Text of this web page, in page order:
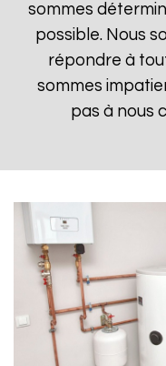
sommes
possible. Nous
répondre à
sommes
pas à nous